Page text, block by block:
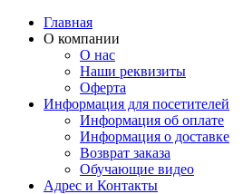
Главная
О компании
О нас
Наши реквизиты
Оферта
Информация для посетителей
Информация об оплате
Информация о доставке
Возврат заказа
Обучающие видео
Адрес и Контакты